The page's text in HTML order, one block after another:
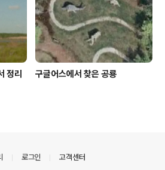
정리
구글어스에서 찾은 공룡
로그인 고객센터